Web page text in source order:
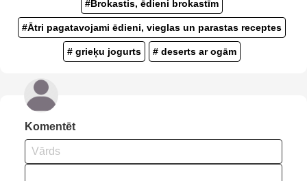
#Brokastis, ēdieni brokastīm
#Ātri pagatavojami ēdieni, vieglas un parastas receptes
# grieķu jogurts # deserts ar ogām
Komentēt